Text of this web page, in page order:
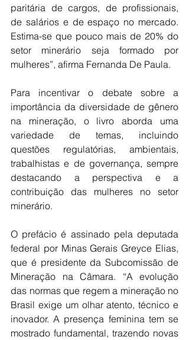
paritária de cargos, de profissionais,
de salários e de espaço no mercado.
Estima-se que pouco mais de 20% do
setor minerário seja formado por
mulheres”, afirma Fernanda De Paula.
Para incentivar o debate sobre a
importância da diversidade de gênero
na mineração, o livro aborda uma
variedade de temas, incluindo
questões regulatórias, ambientais,
trabalhistas e de governança, sempre
destacando a perspectiva e a
contribuição das mulheres no setor
minerário.
O prefácio é assinado pela deputada
federal por Minas Gerais Greyce Elias,
que é presidente da Subcomissão de
Mineração na Câmara. “A evolução
das normas que regem a mineração no
Brasil exige um olhar atento, técnico e
inovador. A presença feminina tem se
mostrado fundamental, trazendo novas